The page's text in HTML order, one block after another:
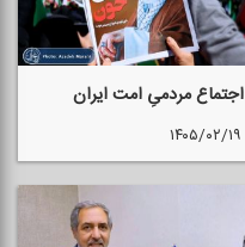
اجتماع مردمیِ امت ایران
۱۴۰۵/۰۲/۱۹